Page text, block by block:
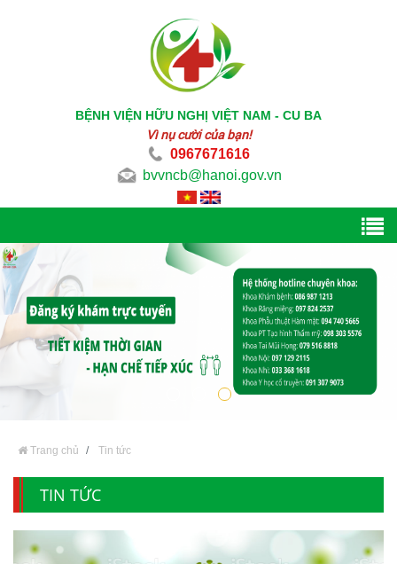
BỆNH VIỆN HỮU NGHỊ VIỆT NAM - CU BA
Vì nụ cười của bạn!
0967671616
bvvncb@hanoi.gov.vn
Trang chủ Tin tức
TIN TỨC